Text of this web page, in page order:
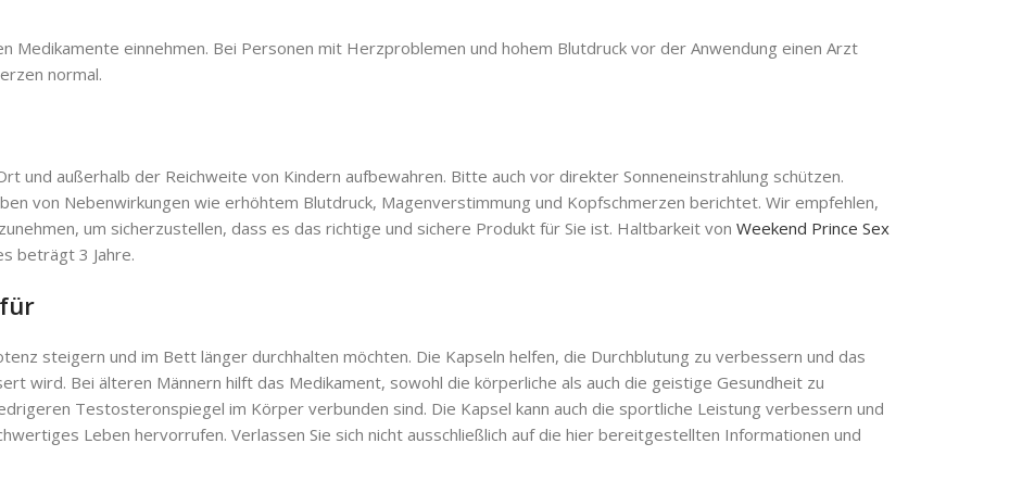
Medikamente einnehmen. Bei Personen mit Herzproblemen und hohem Blutdruck vor der Anwendung einen Arzt
normal.
und außerhalb der Reichweite von Kindern aufbewahren. Bitte auch vor direkter Sonneneinstrahlung schützen.
von Nebenwirkungen wie erhöhtem Blutdruck, Magenverstimmung und Kopfschmerzen berichtet. Wir empfehlen,
um sicherzustellen, dass es das richtige und sichere Produkt für Sie ist. Haltbarkeit von Weekend Prince Sex
beträgt 3 Jahre.
steigern und im Bett länger durchhalten möchten. Die Kapseln helfen, die Durchblutung zu verbessern und das
wird. Bei älteren Männern hilft das Medikament, sowohl die körperliche als auch die geistige Gesundheit zu
Testosteronspiegel im Körper verbunden sind. Die Kapsel kann auch die sportliche Leistung verbessern und
Leben hervorrufen. Verlassen Sie sich nicht ausschließlich auf die hier bereitgestellten Informationen und